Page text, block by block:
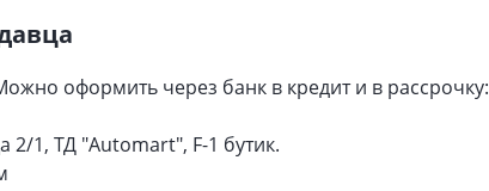
оформить через банк в кредит и в рассрочку:
2/1, ТД "Automart", F-1 бутик.